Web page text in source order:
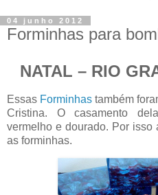
04 junho 2012
Forminhas para
NATAL – RIO
Essas Forminhas também
Cristina. O casamento
vermelho e dourado. Por isso
as forminhas.